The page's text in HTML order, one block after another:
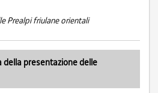
Prealpi friulane orientali
della presentazione delle